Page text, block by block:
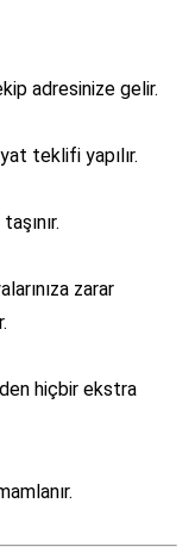
adresinize gelir.
teklifi yapılır.
zarar
hiçbir ekstra